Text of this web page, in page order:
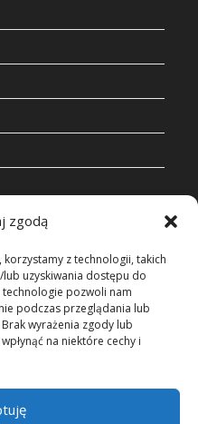
zgodą
z technologii, takich
uzyskiwania dostępu do
pozwoli nam
podczas przeglądania lub
wyrażenia zgody lub
na niektóre cechy i
10